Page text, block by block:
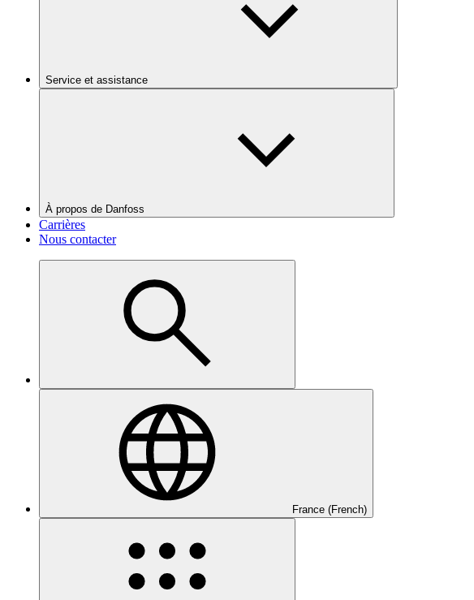
Service et assistance
À propos de Danfoss
Carrières
Nous contacter
France (French)